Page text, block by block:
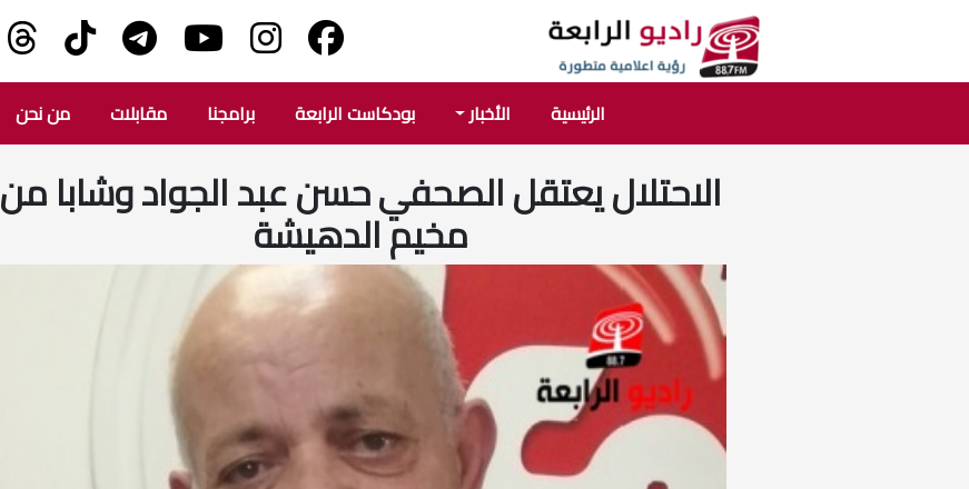
الرئيسية الأخبار بودكاست الرابعة برامجنا مقابلات من نحن
الاحتلال يعتقل الصحفي حسن عبد الجواد وشابا من
مخيم الدهيشة